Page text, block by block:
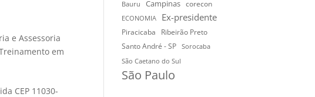
e Assessoria
em
CEP 11030-
Bauru Campinas
corecon
ECONOMIA
Ex-presidente
Piracicaba
Ribeirão Preto
Santo André - SP
Sorocaba
São Caetano do Sul
São Paulo